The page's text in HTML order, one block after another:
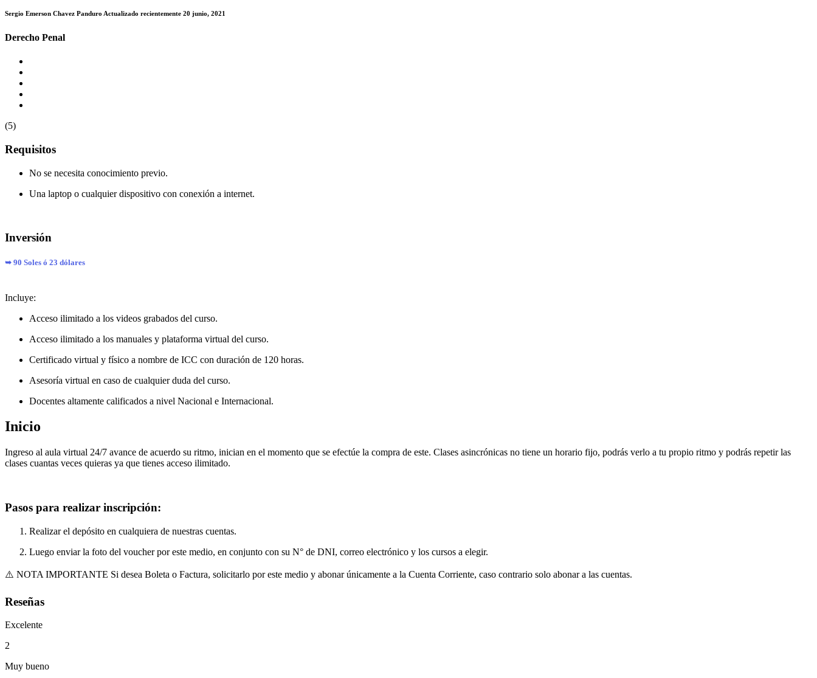
Sergio Emerson Chavez Panduro Actualizado recientemente 20 junio, 2021
Derecho Penal
(5)
Requisitos
No se necesita conocimiento previo.
Una laptop o cualquier dispositivo con conexión a internet.
Inversión
➥ 90 Soles ó 23 dólares
Incluye:
Acceso ilimitado a los videos grabados del curso.
Acceso ilimitado a los manuales y plataforma virtual del curso.
Certificado virtual y físico a nombre de ICC con duración de 120 horas.
Asesoría virtual en caso de cualquier duda del curso.
Docentes altamente calificados a nivel Nacional e Internacional.
Inicio
Ingreso al aula virtual 24/7 avance de acuerdo su ritmo, inician en el momento que se efectúe la compra de este. Clases asincrónicas no tiene un horario fijo, podrás verlo a tu propio ritmo y podrás repetir las
clases cuantas veces quieras ya que tienes acceso ilimitado.
Pasos para realizar inscripción:
Realizar el depósito en cualquiera de nuestras cuentas.
Luego enviar la foto del voucher por este medio, en conjunto con su N° de DNI, correo electrónico y los cursos a elegir.
⚠️ NOTA IMPORTANTE Si desea Boleta o Factura, solicitarlo por este medio y abonar únicamente a la Cuenta Corriente, caso contrario solo abonar a las cuentas.
Reseñas
Excelente
2
Muy bueno